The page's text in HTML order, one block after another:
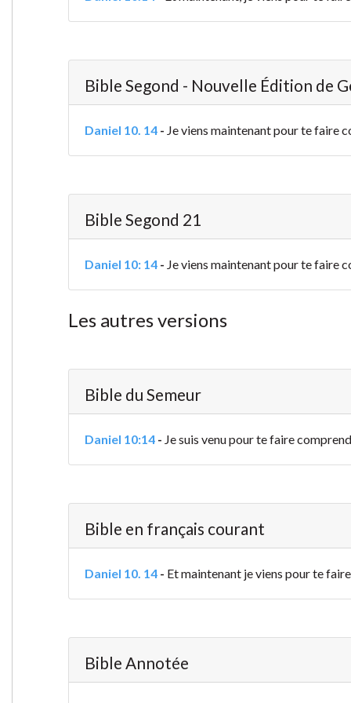
Bible Segond - Nouvelle Édition de
Daniel 10. 14- Je viens maintenant pour te faire
Bible Segond 21
Daniel 10: 14- Je viens maintenant pour te faire
Les autres versions
Bible du Semeur
Daniel 10:14- Je suis venu pour te faire
Bible en français courant
Daniel 10. 14- Et maintenant je viens pour te
Bible Annotée